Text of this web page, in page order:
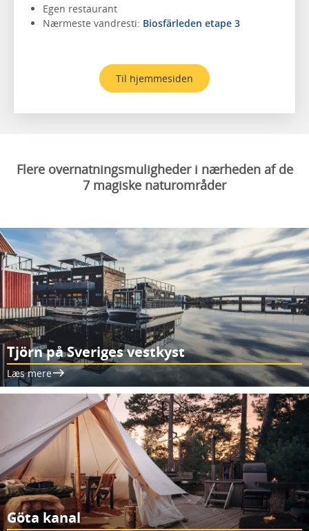
Egen restaurant
Nærmeste vandresti: Biosfärleden etape 3
Til hjemmesiden
Flere overnatningsmuligheder i nærheden af de
7 magiske naturområder
Tjörn på Sveriges vestkyst
Læs mere
Göta kanal